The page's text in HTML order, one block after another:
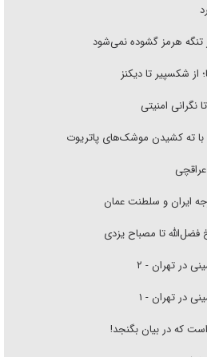
هرمز گشوده نمی‌شود
از شکسپیر تا دیکنز
نگرانی امنیتی
با ته کشیدن موشک‌های پاتریوت
عراقچی
ایران و سلطنت عمان
فضل‌الله تا مصباح یزدی
در تهران - ۲
در تهران - ۱
که در بیان بگنجد!